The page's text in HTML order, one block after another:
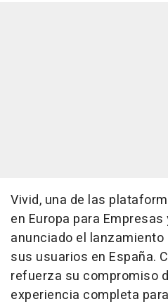
Vivid, una de las
en Europa para
anunciado el lanzamiento
sus usuarios en España.
refuerza su compromiso
experiencia completa